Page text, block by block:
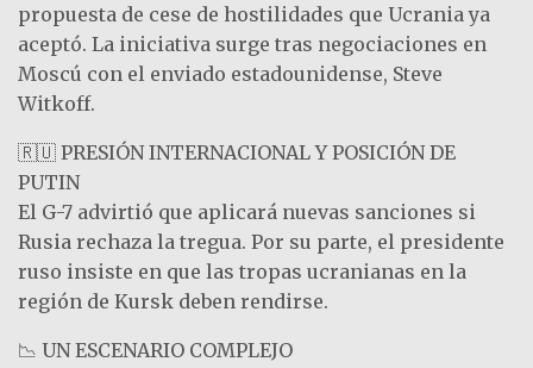
propuesta de cese de hostilidades que Ucrania ya
aceptó. La iniciativa surge tras negociaciones en
Moscú con el enviado estadounidense, Steve
Witkoff.
🇷🇺 PRESIÓN INTERNACIONAL Y POSICIÓN DE
PUTIN
El G-7 advirtió que aplicará nuevas sanciones si
Rusia rechaza la tregua. Por su parte, el presidente
ruso insiste en que las tropas ucranianas en la
región de Kursk deben rendirse.
📉 UN ESCENARIO COMPLEJO